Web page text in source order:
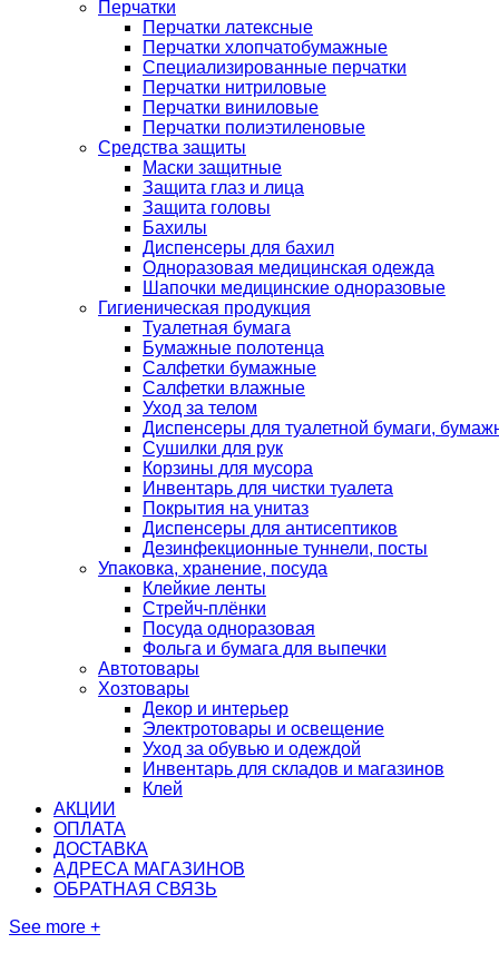
Перчатки
Перчатки латексные
Перчатки хлопчатобумажные
Специализированные перчатки
Перчатки нитриловые
Перчатки виниловые
Перчатки полиэтиленовые
Средства защиты
Маски защитные
Защита глаз и лица
Защита головы
Бахилы
Диспенсеры для бахил
Одноразовая медицинская одежда
Шапочки медицинские одноразовые
Гигиеническая продукция
Туалетная бумага
Бумажные полотенца
Салфетки бумажные
Салфетки влажные
Уход за телом
Диспенсеры для туалетной бумаги,
Сушилки для рук
Корзины для мусора
Инвентарь для чистки туалета
Покрытия на унитаз
Диспенсеры для антисептиков
Дезинфекционные туннели, посты
Упаковка, хранение, посуда
Клейкие ленты
Стрейч-плёнки
Посуда одноразовая
Фольга и бумага для выпечки
Автотовары
Хозтовары
Декор и интерьер
Электротовары и освещение
Уход за обувью и одеждой
Инвентарь для складов и магазинов
Клей
АКЦИИ
ОПЛАТА
ДОСТАВКА
АДРЕСА МАГАЗИНОВ
ОБРАТНАЯ СВЯЗЬ
See more +